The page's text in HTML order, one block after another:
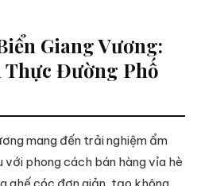
Giang Vương:
Đường Phố
mang đến trải nghiệm ẩm
phong cách bán hàng vỉa hè